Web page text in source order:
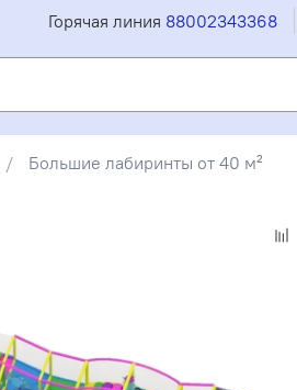
Горячая линия 88002343368
Большие лабиринты от 40 м²